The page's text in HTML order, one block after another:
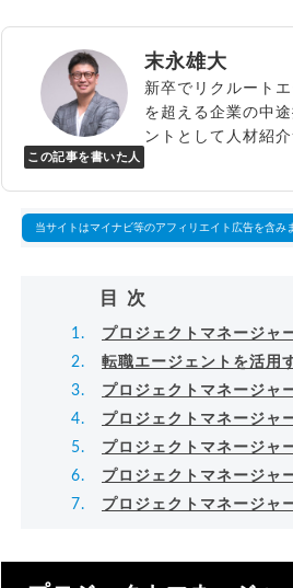
この記事を書いた人
末永雄大
新卒でリクルート
を超える企業の中
ントとして人材紹
当サイトはマイナビ等のアフィリエイト広告を含み
目次
プロジェクトマネージャ
転職エージェントを活用
プロジェクトマネージャ
プロジェクトマネージャ
プロジェクトマネージャ
プロジェクトマネージャ
プロジェクトマネージャ